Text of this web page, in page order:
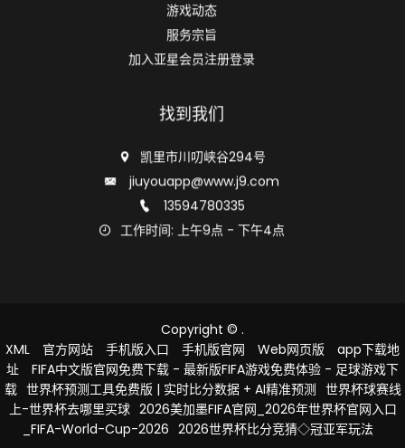
游戏动态
服务宗旨
加入亚星会员注册登录
找到我们
凯里市川叨峡谷294号
jiuyouapp@www.j9.com
13594780335
工作时间: 上午9点 - 下午4点
Copyright © .
XML
官方网站 手机版入口 手机版官网 Web网页版
app下载地
址
FIFA中文版官网免费下载 - 最新版FIFA游戏免费体验 - 足球游戏下
载 世界杯预测工具免费版 | 实时比分数据 + AI精准预测 世界杯球赛线
上-世界杯去哪里买球 2026美加墨FIFA官网_2026年世界杯官网入口
_FIFA-World-Cup-2026 2026世界杯比分竞猜◇冠亚军玩法